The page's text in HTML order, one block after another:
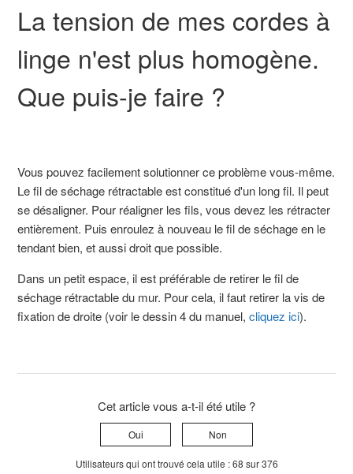
La tension de mes cordes à
linge n'est plus homogène.
Que puis-je faire ?
Vous pouvez facilement solutionner ce problème vous-même.
Le fil de séchage rétractable est constitué d'un long fil. Il peut
se désaligner. Pour réaligner les fils, vous devez les rétracter
entièrement. Puis enroulez à nouveau le fil de séchage en le
tendant bien, et aussi droit que possible.
Dans un petit espace, il est préférable de retirer le fil de
séchage rétractable du mur. Pour cela, il faut retirer la vis de
fixation de droite (voir le dessin 4 du manuel,cliquez ici).
Cet article vous a-t-il été utile ?
Oui Non
Utilisateurs qui ont trouvé cela utile : 68 sur 376